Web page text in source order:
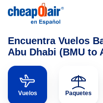
Encuentra Vuelos
Abu Dhabi (BMU to
Vuelos Paquetes